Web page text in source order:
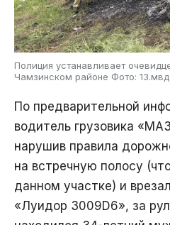
Полиция устанавливает
Чамзинском районе Фото:
По предварительной
водитель грузовика
нарушив правила
на встречную полосу
данном участке) и
«Луидор 3009D6», за